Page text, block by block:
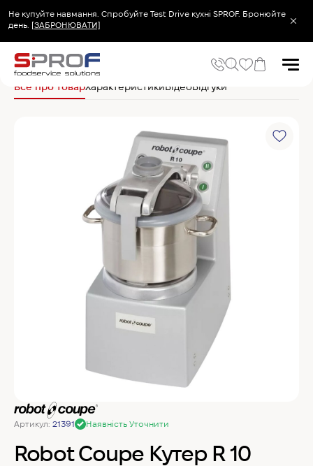
Не купуйте навмання. Спробуйте Test Drive кухні SPROF. Бронюйте
день. [ЗАБРОНЮВАТИ]
Печі та пароконвектомати
Холодильне та Морозильне обладнання
Овочерізки професійні
Хімія для пароконвектоматів
Хімія для посудомийних машин
Популярні товари
MyChef Пароконвекційна піч Cook Master 6
IRINOX Холодильна шафа N*ICE
Головна Електромеханічне обладнання Robot Coupe Кутер R 10
Все про товарХарактеристикиВідеоВідгуки
Артикул: 21391 Наявність Уточнити
Robot Coupe Кутер R 10